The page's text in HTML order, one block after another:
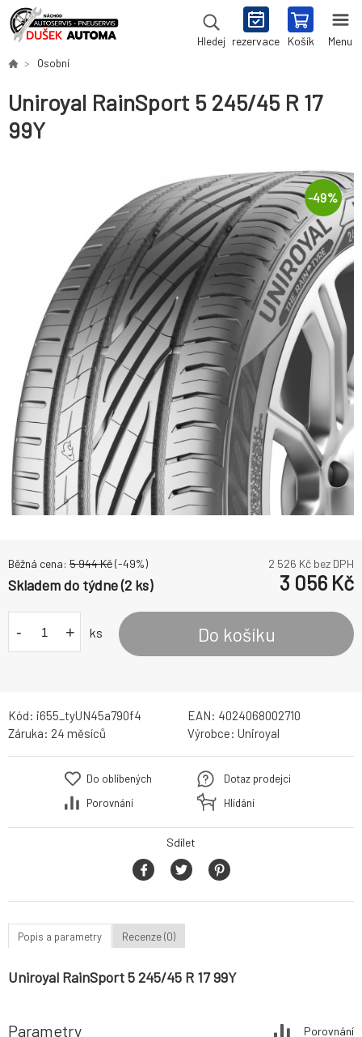
Hledej rezervace Košík Menu
Osobní
Uniroyal RainSport 5 245/45 R 17
99Y
-49%
Běžná cena: 5 944Kč(-49%) 2 526 Kč bez DPH
Skladem do týdne (2 ks) 3 056 Kč
- + ks Do košíku
Kód: i655_tyUN45a790f4 EAN: 4024068002710
Záruka: 24 měsíců Výrobce: Uniroyal
Do oblíbených
Porovnání
Dotaz prodejci
Hlídání
Sdílet
Popis a parametry Recenze (0)
Uniroyal RainSport 5 245/45 R 17 99Y
Parametry Porovnání